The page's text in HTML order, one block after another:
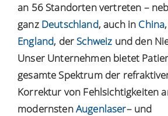
an 56 Standorten vertreten –
ganz Deutschland, auch in China,
England, der Schweiz und den
Unser Unternehmen bietet
gesamte Spektrum der
Korrektur von Fehlsichtigkeiten
modernstenAugenlaser– und